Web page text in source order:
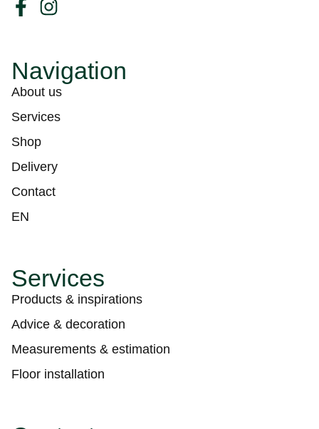
Navigation
About us
Services
Shop
Delivery
Contact
EN
Services
Products & inspirations
Advice & decoration
Measurements & estimation
Floor installation